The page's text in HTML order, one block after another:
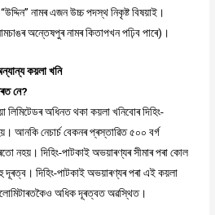
নামৰ এজন উচ্চ পদস্থ নিকৃষ্ট বিষয়াই।
অন্তেষপুৰ নামৰ কিতাপখন পঢ়িব পাৰে)।
কয়লা খনি
নে?
লিমিটেডৰ অধিনত থকা কয়লা খনিবোৰ দিহিং-
আনকি নেচাৰ্চ বেকনৰ প্ৰস্তাৱিত ৫০০ বৰ্গ
নহয়। দিহিং-পাটকাই অভয়াৰণ্যৰ সীমাৰ পৰা কোল
দূৰত্ব। দিহিং-পাটকাই অভয়াৰণ্যৰ পৰা এই কয়লা
অধিক দূৰত্বত অৱস্থিত।